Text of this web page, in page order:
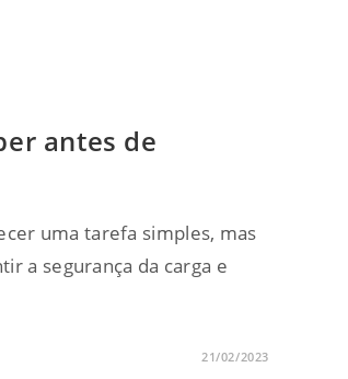
antes de
uma tarefa simples, mas
a segurança da carga e
21/02/2023